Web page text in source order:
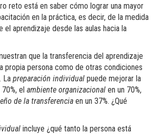
reto está en saber cómo lograr una mayor
en la práctica, es decir, de la medida
el aprendizaje desde las aulas hacia la
que la transferencia del aprendizaje
propia persona como de otras condiciones
La preparación individual puede mejorar la
el ambiente organizacional en un 70%,
de la transferencia en un 37%. ¿Qué
incluye ¿qué tanto la persona está